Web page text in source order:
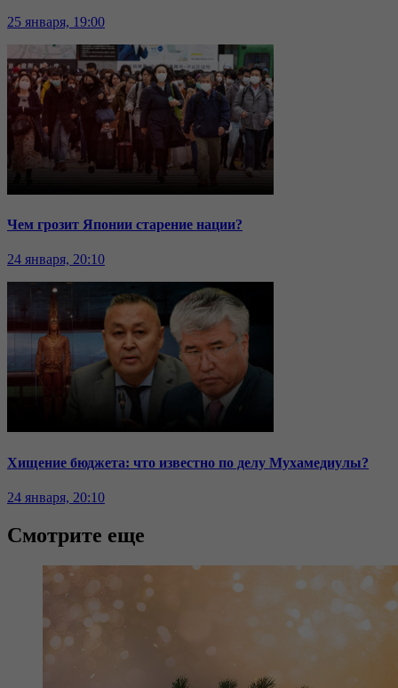
25 января, 19:00
Чем грозит Японии старение нации?
24 января, 20:10
Хищение бюджета: что известно по делу Мухамедиулы?
24 января, 20:10
Смотрите еще